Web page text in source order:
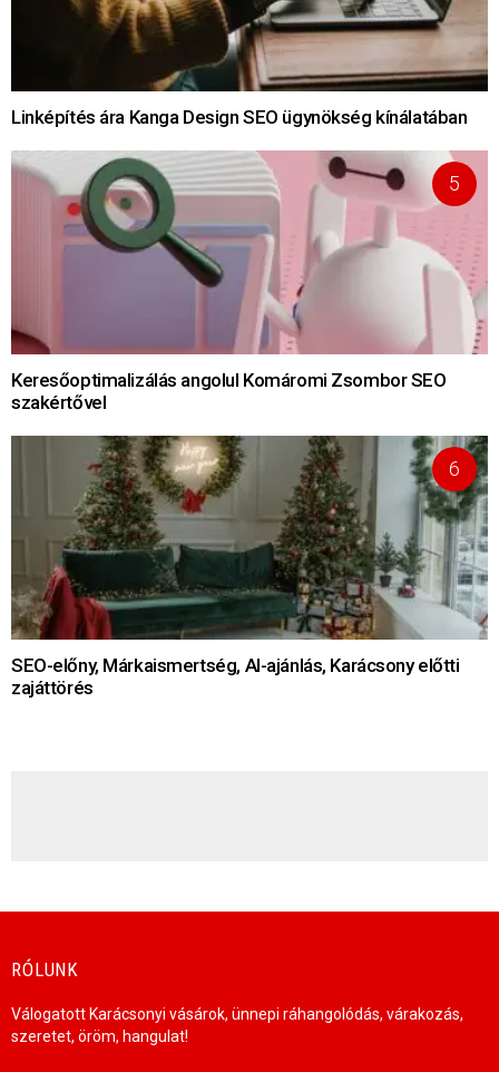
Linképítés ára Kanga Design SEO ügynökség kínálatában
Keresőoptimalizálás angolul Komáromi Zsombor SEO
szakértővel
SEO-előny, Márkaismertség, AI-ajánlás, Karácsony előtti
zajáttörés
RÓLUNK
Válogatott Karácsonyi vásárok, ünnepi ráhangolódás, várakozás,
szeretet, öröm, hangulat!